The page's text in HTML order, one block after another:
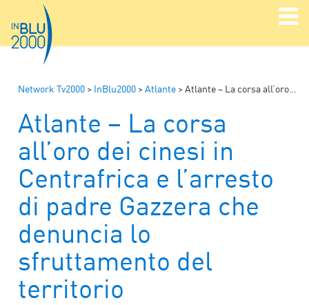
Network Tv2000 > InBlu2000 > Atlante > Atlante – La corsa all’oro dei cinesi in Centrafrica e l’arresto di padre Gazzera che denuncia lo sfruttamento del territorio
Atlante – La corsa
all’oro dei cinesi in
Centrafrica e l’arresto
di padre Gazzera che
denuncia lo
sfruttamento del
territorio